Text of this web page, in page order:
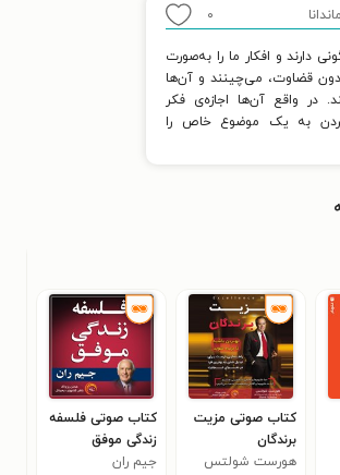
ماندانا ۰
دارند و افکار ما را به‌صورت
قضاوت، می‌چینند و آن‌ها
در واقع آن‌ها اجازه‌ی فکر
به یک موضوع خاص را
کتاب صوتی مزیت
برندگان
هورست شولتس
کتاب صوتی فلسفه
زندگی موفق
جیم ران